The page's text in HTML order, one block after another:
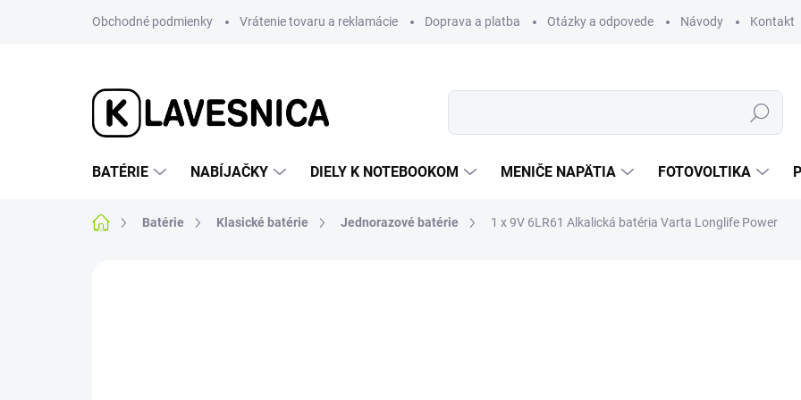
Obchodné podmienky Vrátenie tovaru a reklamácie Doprava a platba Otázky a odpovede Návody Kontakt
Hľadať
BATÉRIE NABÍJAČKY DIELY K NOTEBOOKOM MENIČE NAPÄTIA FOTOVOLTIKA
DomovBatérie Klasické batérie Jednorazové batérie 1 x 9V 6LR61 Alkalická batéria Varta Longlife Power